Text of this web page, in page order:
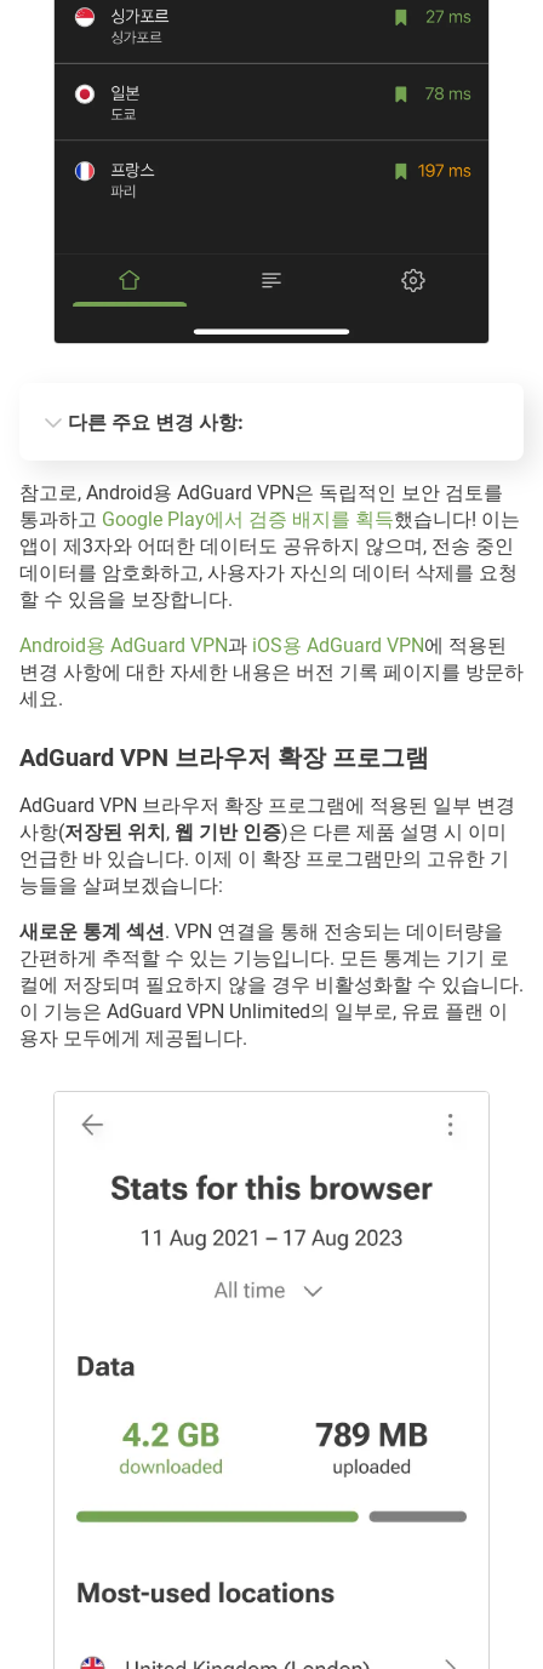
다른 주요 변경 사항:
동적 VPN 프로토콜 선택
참고로, Android용 AdGuard VPN은 독립적인 보안 검토를
통과하고 Google Play에서 검증 배지를 획득했습니다! 이는
앱이 제3자와 어떠한 데이터도 공유하지 않으며, 전송 중인
데이터를 암호화하고, 사용자가 자신의 데이터 삭제를 요청
할 수 있음을 보장합니다.
Android용 AdGuard VPN과 iOS용 AdGuard VPN에 적용된
변경 사항에 대한 자세한 내용은 버전 기록 페이지를 방문하
세요.
AdGuard VPN 브라우저 확장 프로그램
AdGuard VPN 브라우저 확장 프로그램에 적용된 일부 변경
사항(저장된 위치, 웹 기반 인증)은 다른 제품 설명 시 이미
언급한 바 있습니다. 이제 이 확장 프로그램만의 고유한 기
능들을 살펴보겠습니다:
새로운 통계 섹션. VPN 연결을 통해 전송되는 데이터량을
간편하게 추적할 수 있는 기능입니다. 모든 통계는 기기 로
컬에 저장되며 필요하지 않을 경우 비활성화할 수 있습니다.
이 기능은 AdGuard VPN Unlimited의 일부로, 유료 플랜 이
용자 모두에게 제공됩니다.